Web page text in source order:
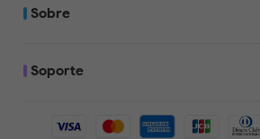
Sobre
Soporte